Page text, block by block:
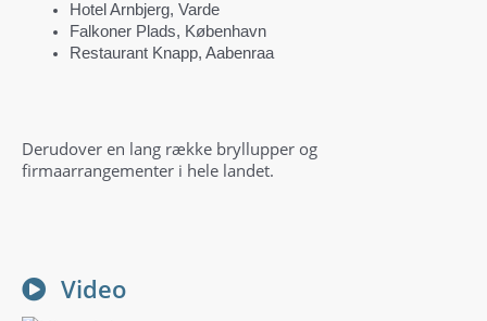
Hotel Arnbjerg, Varde
Falkoner Plads, København
Restaurant Knapp, Aabenraa
Derudover en lang række bryllupper og
firmaarrangementer i hele landet.
Video